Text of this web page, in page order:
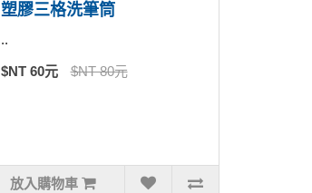
塑膠三格洗筆筒
..
$NT 60元 $NT 80元
放入購物車